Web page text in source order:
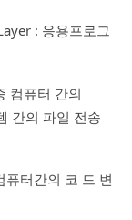
: 응용프로그
컴퓨터 간의
간의 파일 전송
터간의 코 드 변